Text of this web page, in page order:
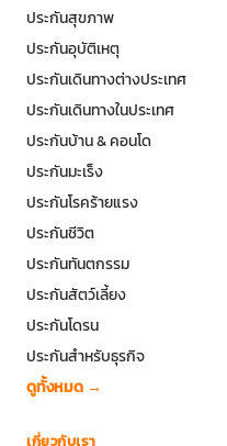
ประกันสุขภาพ
ประกันอุบัติเหตุ
ประกันเดินทางต่างประเทศ
ประกันเดินทางในประเทศ
ประกันบ้าน & คอนโด
ประกันมะเร็ง
ประกันโรคร้ายแรง
ประกันชีวิต
ประกันทันตกรรม
ประกันสัตว์เลี้ยง
ประกันโดรน
ประกันสำหรับธุรกิจ
ดูทั้งหมด →
เกี่ยวกับเรา